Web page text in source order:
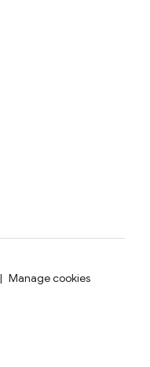
Manage cookies